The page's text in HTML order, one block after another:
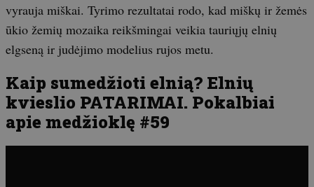
vyrauja miškai. Tyrimo rezultatai rodo, kad miškų ir žemės
ūkio žemių mozaika reikšmingai veikia tauriųjų elnių
elgseną ir judėjimo modelius rujos metu.
Kaip sumedžioti elnią? Elnių
kvieslio PATARIMAI. Pokalbiai
apie medžioklę #59